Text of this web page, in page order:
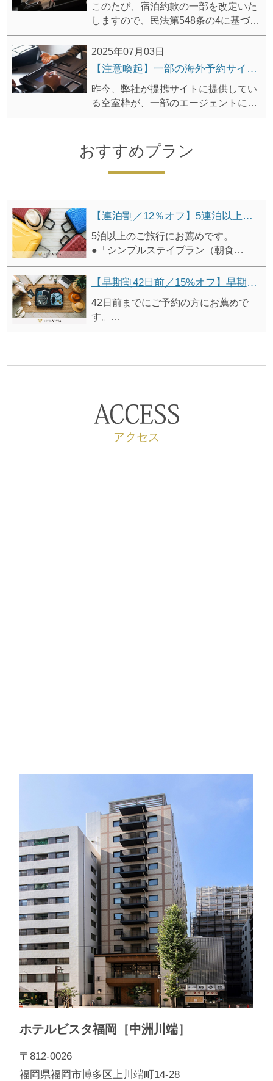
このたび、宿泊約款の一部を改定いた
しますので、民法第548条の4に基づ
き、事前にご案内申し上げます。
改定後の宿泊約款は、2025年10月1日
（予定）より適用開始いたします。
2025年07月03日
【注意喚起】一部の海外予約サイト（Agoda等）ご利用時の注意事項に関するご案内
昨今、弊社が提携サイトに提供してい
る空室枠が、一部のエージェントによ
尚、ホテルビスタにおいては上記トラ
ブルが解消するまでの間、Agodaの直
接販売を一時停止します。
ます。
おすすめプラン
【連泊割／12％オフ】5連泊以上割引プラン（朝食付）
5泊以上のご旅行にお薦めです。
●「シンプルステイプラン（朝食
付）」 から12%オフ
※表示価格は割引適用後の料金です。【早期割42日前／15%オフ】早期予約割引プラン（朝食付）
42日前までにご予約の方にお薦めで
す。
アクセス
ホテルビスタ福岡［中洲川端］
〒812-0026
福岡県福岡市博多区上川端町14-28